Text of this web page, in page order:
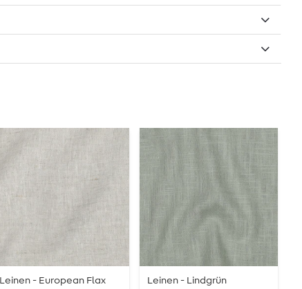
Leinen - European Flax
Leinen - Lindgrün